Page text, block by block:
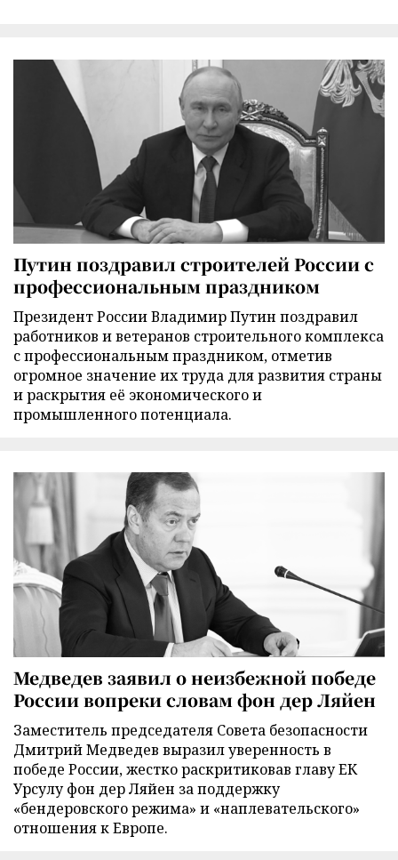
Путин поздравил строителей России с
профессиональным праздником
Президент России Владимир Путин поздравил
работников и ветеранов строительного комплекса
с профессиональным праздником, отметив
огромное значение их труда для развития страны
и раскрытия её экономического и
промышленного потенциала.
Медведев заявил о неизбежной победе
России вопреки словам фон дер Ляйен
Заместитель председателя Совета безопасности
Дмитрий Медведев выразил уверенность в
победе России, жестко раскритиковав главу ЕК
Урсулу фон дер Ляйен за поддержку
«бендеровского режима» и «наплевательского»
отношения к Европе.